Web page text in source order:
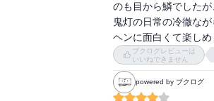
のも目から鱗でしたが
鬼灯の日常の冷徹な
ヘンに面白くて楽しめ
ブクログレビューは
いいねできません
powered by ブクログ